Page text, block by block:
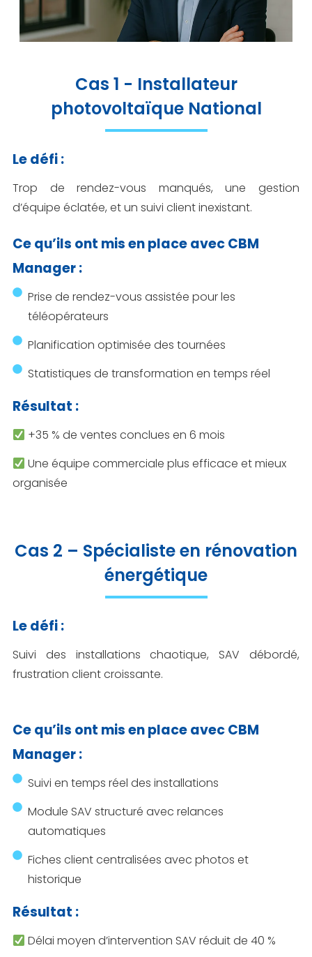
Cas 1 - Installateur
photovoltaïque National
Le défi :
Trop de rendez-vous manqués, une gestion
d’équipe éclatée, et un suivi client inexistant.
Ce qu’ils ont mis en place avec CBM
Manager :
Prise de rendez-vous assistée pour les
téléopérateurs
Planification optimisée des tournées
Statistiques de transformation en temps réel
Résultat :
+35 % de ventes conclues en 6 mois
Une équipe commerciale plus efficace et mieux
organisée
Cas 2 – Spécialiste en rénovation
énergétique
Le défi :
Suivi des installations chaotique, SAV débordé,
frustration client croissante.
Ce qu’ils ont mis en place avec CBM
Manager :
Suivi en temps réel des installations
Module SAV structuré avec relances
automatiques
Fiches client centralisées avec photos et
historique
Résultat :
Délai moyen d’intervention SAV réduit de 40 %